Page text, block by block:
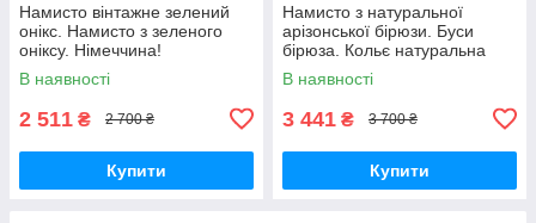
Намисто вінтажне зелений
онікс. Намисто з зеленого
оніксу. Німеччина!
В наявності
2 511 ₴ 2 700 ₴
Купити
Намисто з натуральної
арізонської бірюзи. Буси
бірюза. Кольє натуральна
бірюза. Німеччина!
В наявності
3 441 ₴ 3 700 ₴
Купити